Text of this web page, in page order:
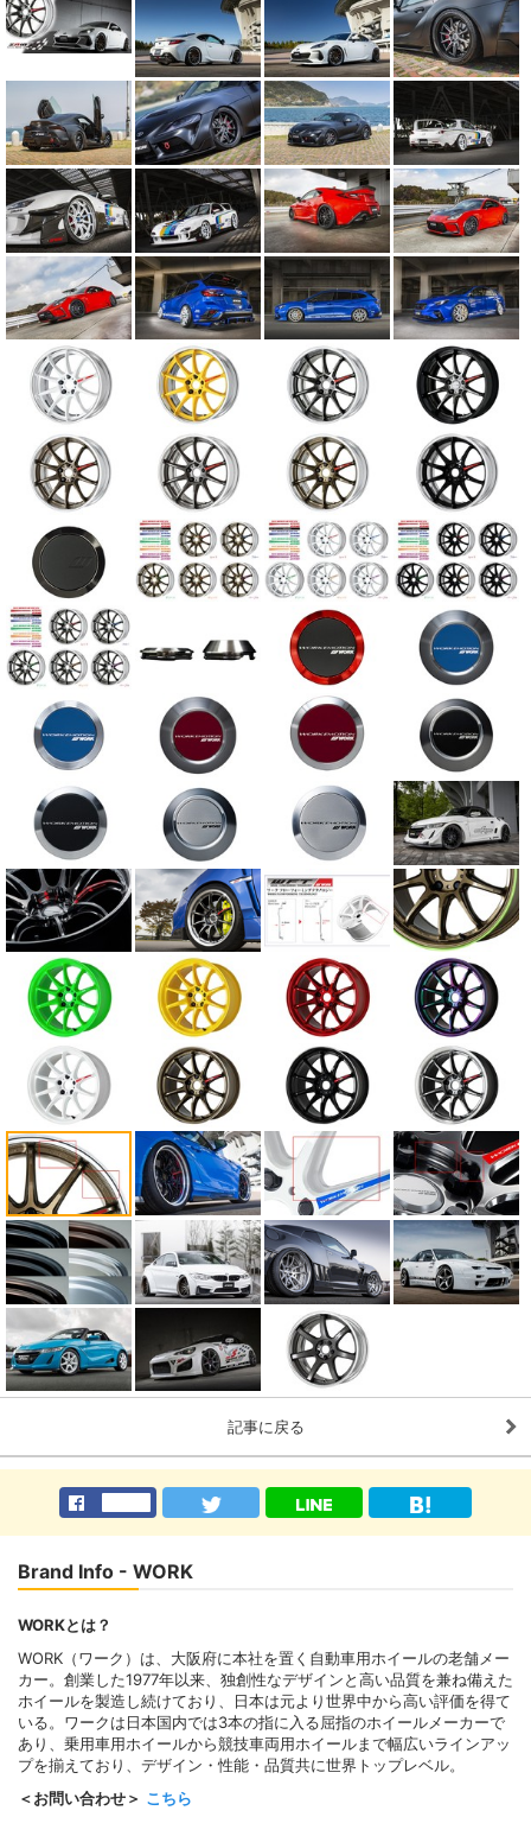
記事に戻る
Brand Info - WORK
WORKとは？
WORK（ワーク）は、大阪府に本社を置く自動車用ホイールの老舗メー
カー。創業した1977年以来、独創性なデザインと高い品質を兼ね備えた
ホイールを製造し続けており、日本は元より世界中から高い評価を得て
いる。ワークは日本国内では3本の指に入る屈指のホイールメーカーで
あり、乗用車用ホイールから競技車両用ホイールまで幅広いラインアッ
プを揃えており、デザイン・性能・品質共に世界トップレベル。
＜お問い合わせ＞ こちら